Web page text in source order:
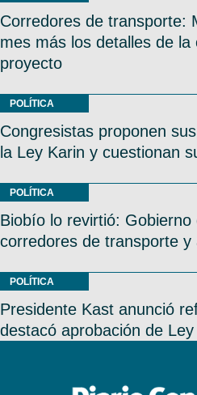
Corredores de transporte:
mes más los detalles de la
proyecto
POLÍTICA
Congresistas proponen
la Ley Karin y cuestionan
POLÍTICA
Biobío lo revirtió:
corredores de transporte y
POLÍTICA
Presidente Kast anunció
destacó aprobación de